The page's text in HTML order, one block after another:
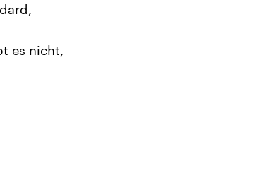
es nicht,